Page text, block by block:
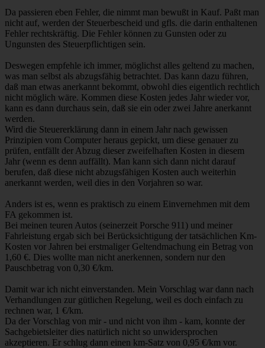
Da passieren eben Fehler, die nimmt man bewußt in Kauf. Paßt man
nicht auf, werden der Steuerbescheid und gfls. die darin enthaltenen
Fehler rechtskräftig. Die Fehler können zu Gunsten oder zu
Ungunsten des Steuerpflichtigen sein.
Deswegen empfehle ich immer, möglichst alles geltend zu machen,
was man selbst als abzugsfähig betrachtet. Das kann dazu führen,
daß man etwas anerkannt bekommt, obwohl dies eigentlich rechtlich
nicht möglich wäre. Kommen diese Kosten jedes Jahr wieder vor,
kann es dann durchaus sein, daß sie ein oder zwei Jahre anerkannt
werden.
Wird die Steuererklärung dann in einem Jahr nach gewissen
Prinzipien vom Computer heraus gepickt, um diese genauer zu
prüfen, entfällt der Abzug dieser zweifelhaften Kosten in diesem
Jahr (wenn es denn auffällt). Man kann sich dann nicht darauf
berufen, daß diese nicht abzugsfähigen Kosten auch weiterhin
anerkannt werden, weil dies in den Vorjahren so war.
Anders ist es, wenn es praktisch zu einem Einvernehmen mit dem
FA gekommen ist.
Bei meinen teuren Autos (seinerzeit Porsche 911) und meiner
Fahrleistung ergab sich bei Berücksichtigung der tatsächlichen Km-
Kosten vor Jahren bei erstmaliger Geltendmachung ein Betrag von
1,60 €. Dies wollte man nicht anerkennen, sondern nur den
Pauschbetrag von 0,30 €/km.
Damit war ich nicht einverstanden. Mein Vorschlag war dann nach
Verhandlungen zur gütlichen Regelung, weil es doch einfach zu
rechnen war, 1 €/km.
Da der Vorschlag von mir - und nicht von ihm - kam, konnte der
Sachgebietsleiter dies natürlich nicht so unwidersprochen
akzeptieren. Er schlug dann einen km-Satz von 0,95 €/km vor.